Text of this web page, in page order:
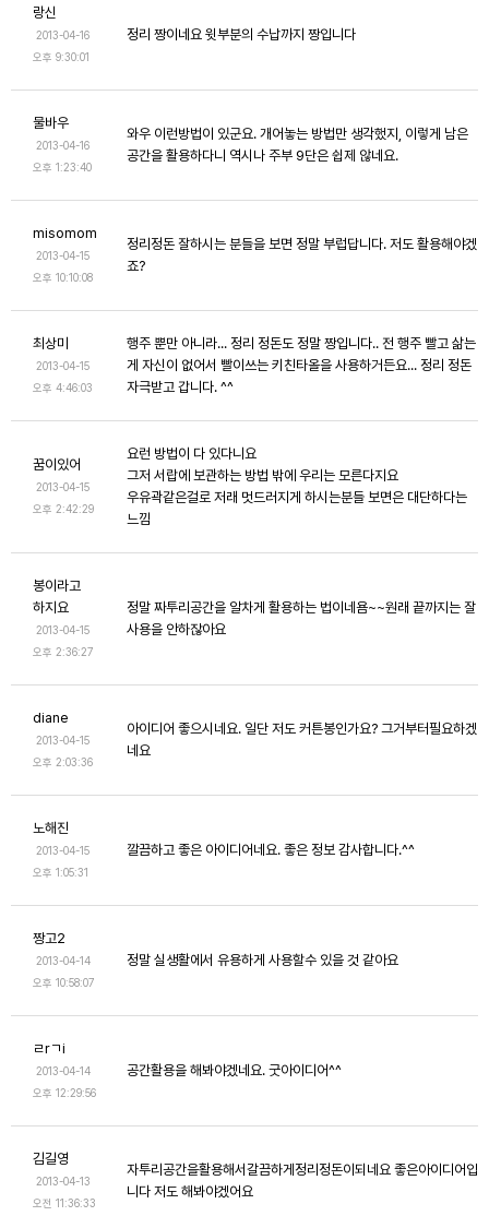
랑신
2013-04-16
오후 9:30:01
정리 짱이네요 윗부분의 수납까지 짱입니다
물바우
2013-04-16
오후 1:23:40
와우 이런방법이 있군요. 개어놓는 방법만 생각했지, 이렇게 남은
공간을 활용하다니 역시나 주부 9단은 쉽제 않네요.
misomom
2013-04-15
오후 10:10:08
정리정돈 잘하시는 분들을 보면 정말 부럽답니다. 저도 활용해야겠
죠?
최상미
2013-04-15
오후 4:46:03
행주 뿐만 아니라... 정리 정돈도 정말 짱입니다.. 전 행주 빨고 삶는
게 자신이 없어서 빨이쓰는 키친타올을 사용하거든요... 정리 정돈
자극받고 갑니다. ^^
꿈이있어
2013-04-15
오후 2:42:29
요런 방법이 다 있다니요
그저 서랍에 보관하는 방법 밖에 우리는 모른다지요
우유곽같은걸로 저래 멋드러지게 하시는분들 보면은 대단하다는
느낌
봉이라고
하지요
2013-04-15
오후 2:36:27
정말 짜투리공간을 알차게 활용하는 법이네욤~~원래 끝까지는 잘
사용을 안하잖아요
diane
2013-04-15
오후 2:03:36
아이디어 좋으시네요. 일단 저도 커튼봉인가요? 그거부터필요하겠
네요
노해진
2013-04-15
오후 1:05:31
깔끔하고 좋은 아이디어네요. 좋은 정보 감사합니다.^^
짱고2
2013-04-14
오후 10:58:07
정말 실생활에서 유용하게 사용할수 있을 것 같아요
ㄹrㄱi
2013-04-14
오후 12:29:56
공간활용을 해봐야겠네요. 굿아이디어^^
김길영
2013-04-13
오전 11:36:33
자투리공간을활용해서갈끔하게정리정돈이되네요 좋은아이디어입
니다 저도 해봐야겠어요